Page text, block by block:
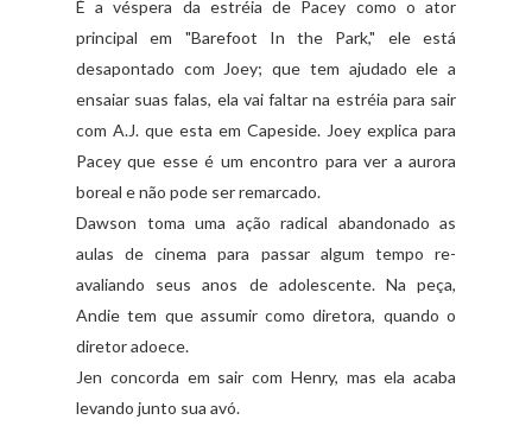
É a véspera da estréia de Pacey como o ator
principal em "Barefoot In the Park," ele está
desapontado com Joey; que tem ajudado ele a
ensaiar suas falas, ela vai faltar na estréia para sair
com A.J. que esta em Capeside. Joey explica para
Pacey que esse é um encontro para ver a aurora
boreal e não pode ser remarcado.
Dawson toma uma ação radical abandonado as
aulas de cinema para passar algum tempo re-
avaliando seus anos de adolescente. Na peça,
Andie tem que assumir como diretora, quando o
diretor adoece.
Jen concorda em sair com Henry, mas ela acaba
levando junto sua avó.